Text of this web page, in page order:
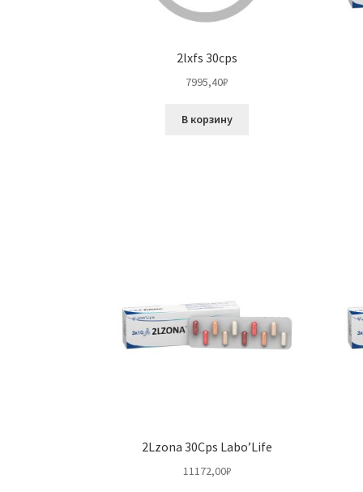
2lxfs 30cps
7995,40₽
В корзину
2Lzona 30Cps Labo’Life
11172,00₽